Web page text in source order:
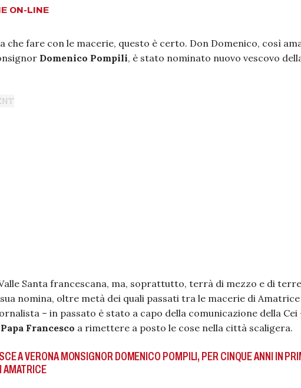
ON-LINE
che fare con le macerie, questo è certo. Don Domenico, così
Domenico Pompili, è stato nominato nuovo vescovo
Santa francescana, ma, soprattutto, terrà di mezzo e di
nomina, oltre metà dei quali passati tra le macerie di Amatrice
– in passato è stato a capo della comunicazione della Cei
Papa Francesco a rimettere a posto le cose nella città scaligera.
A VERONA MONSIGNOR DOMENICO POMPILI, PER CINQUE ANNI IN
AMATRICE